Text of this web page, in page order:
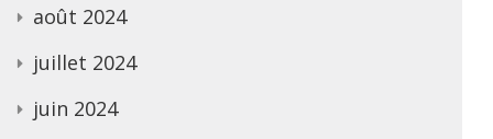
août 2024
juillet 2024
juin 2024